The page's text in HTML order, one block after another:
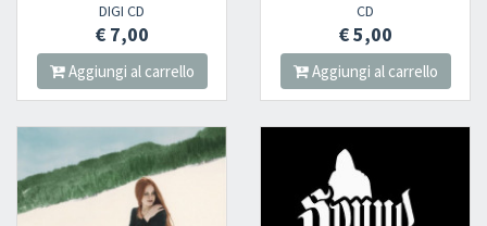
DIGI CD
€ 7,00
Aggiungi al carrello
CD
€ 5,00
Aggiungi al carrello